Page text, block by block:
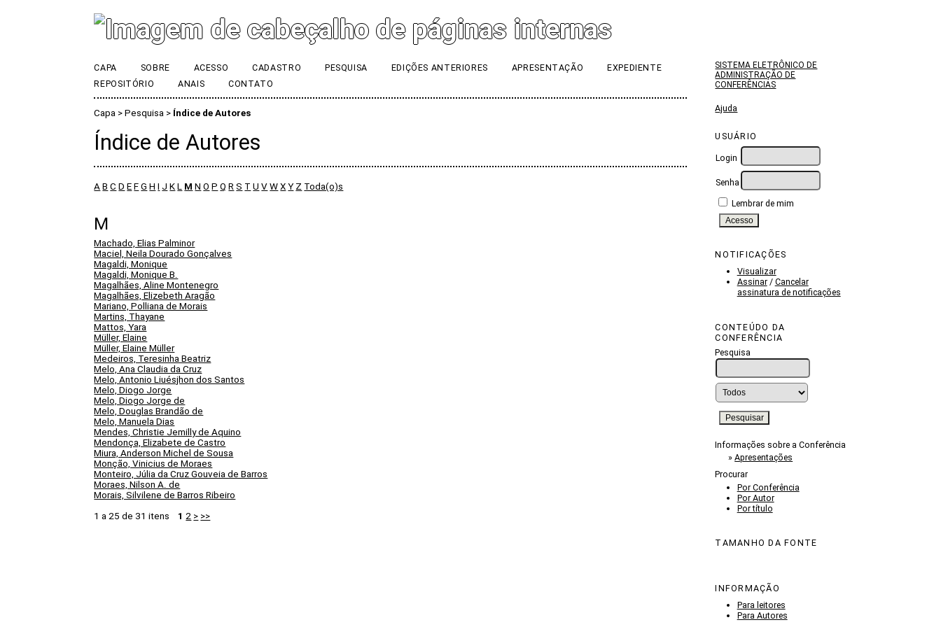
SISTEMA ELETRÔNICO DE
ADMINISTRAÇÃO DE
CONFERÊNCIAS
Ajuda
USUÁRIO
Login
Senha
Lembrar de mim
NOTIFICAÇÕES
Visualizar
Assinar/ Cancelar
assinatura de notificações
CONTEÚDO DA
CONFERÊNCIA
Pesquisa
Informações sobre a Conferência
»Apresentações
Procurar
Por Conferência
Por Autor
Por título
TAMANHO DA FONTE
INFORMAÇÃO
Para leitores
Para Autores
CAPA SOBRE ACESSO CADASTRO PESQUISA EDIÇÕES ANTERIORES APRESENTAÇÃO
EXPEDIENTE
REPOSITÓRIO
ANAIS CONTATO
Capa >Pesquisa > Índice de Autores
Índice de Autores
A B C D E F G H I J K L M N O P Q R S T U V W X Y Z Toda(o)s
M
Machado, Elias Palminor
Maciel, Neila Dourado Gonçalves
Magaldi, Monique
Magaldi, Monique B.
Magalhães, Aline Montenegro
Magalhães, Elizebeth Aragão
Mariano, Polliana de Morais
Martins, Thayane
Mattos, Yara
Müller, Elaine
Müller, Elaine Müller
Medeiros, Teresinha Beatriz
Melo, Ana Claudia da Cruz
Melo, Antonio Liuésjhon dos Santos
Melo, Diogo Jorge
Melo, Diogo Jorge de
Melo, Douglas Brandão de
Melo, Manuela Dias
Mendes, Christie Jemilly de Aquino
Mendonça, Elizabete de Castro
Miura, Anderson Michel de Sousa
Monção, Vinicius de Moraes
Monteiro, Júlia da Cruz Gouveia de Barros
Moraes, Nilson A. de
Morais, Silvilene de Barros Ribeiro
1 a 25 de 31 itens 1 2 > >>